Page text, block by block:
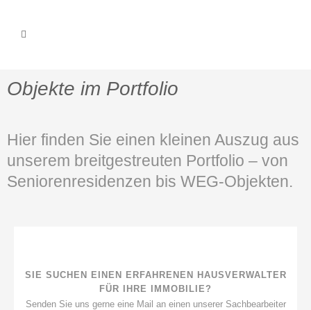
Objekte im Portfolio
Hier finden Sie einen kleinen Auszug aus
unserem breitgestreuten Portfolio – von
Seniorenresidenzen bis WEG-Objekten.
SIE SUCHEN EINEN ERFAHRENEN HAUSVERWALTER
FÜR IHRE IMMOBILIE?
Senden Sie uns gerne eine Mail an einen unserer Sachbearbeiter